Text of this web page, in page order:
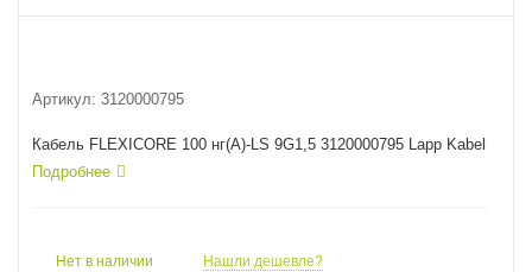
Артикул: 3120000795
Кабель FLEXICORE 100 нг(А)-LS 9G1,5 3120000795 Lapp Kabel
Подробнее
Нет в наличии Нашли дешевле?